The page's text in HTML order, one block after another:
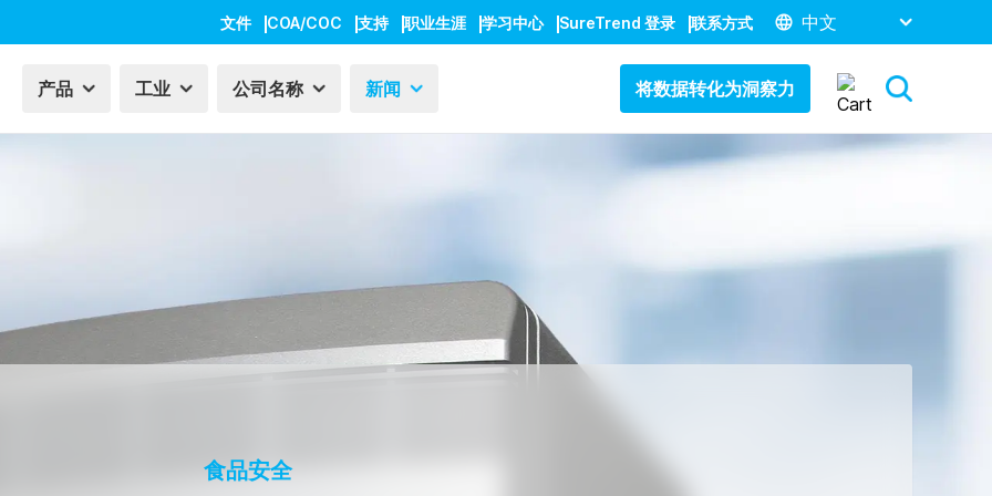
文件 COA/COC 支持 职业生涯 学习中心 SureTrend 登录 联系方式 中文
产品 工业 公司名称 新闻 将数据转化为洞察力
食品安全